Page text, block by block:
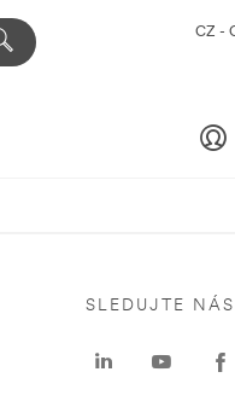
CZ -
SLEDUJTE NÁS